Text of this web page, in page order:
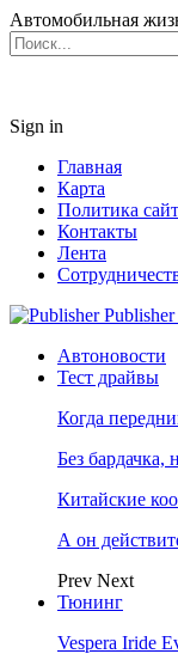
Автомобильная
Sign in
Главная
Карта
Политика
Контакты
Лента
Автоновости
Тест драйвы
Когда
Без бардачка,
Китайские
А он
Prev Next
Тюнинг
Vespera Iride